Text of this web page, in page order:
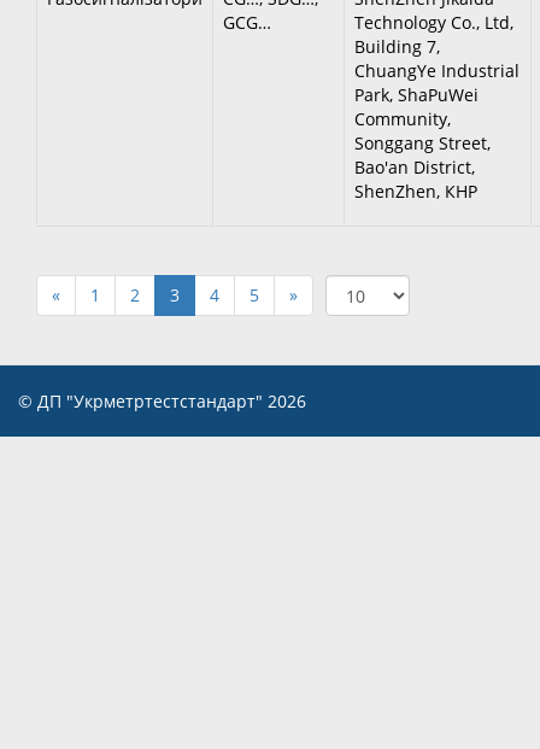
GCG…
Technology Co., Ltd,
Building 7,
ChuangYe Industrial
Park, ShaPuWei
Community,
Songgang Street,
Bao'an District,
ShenZhen, КНР
« 1 2 3 4 5 »
© ДП "Укрметртестстандарт" 2026